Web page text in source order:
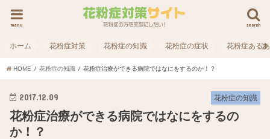
search
menu
ホーム 花粉症対策 花粉症の知識 花粉症の症状 花粉症ある
HOME 花粉症の知識 花粉症治療ができる病院ではなにをするのか！？
花粉症の知識
2017.12.09
花粉症治療ができる病院ではなにをするの
か！？